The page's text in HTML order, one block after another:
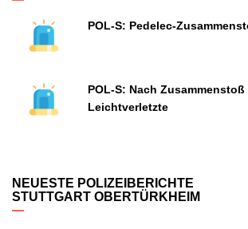
POL-S: Pedelec-
POL-S: Nach Zusammenstoß
Leichtverletzte
NEUESTE POLIZEIBERICHTE
STUTTGART OBERTÜRKHEIM